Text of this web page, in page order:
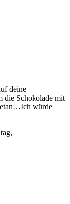
deine
die Schokolade mit
würde